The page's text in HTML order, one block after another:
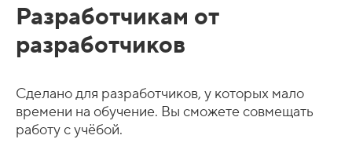
Разработчикам от
разработчиков
Сделано для разработчиков, у которых мало
времени на обучение. Вы сможете совмещать
работу с учёбой.